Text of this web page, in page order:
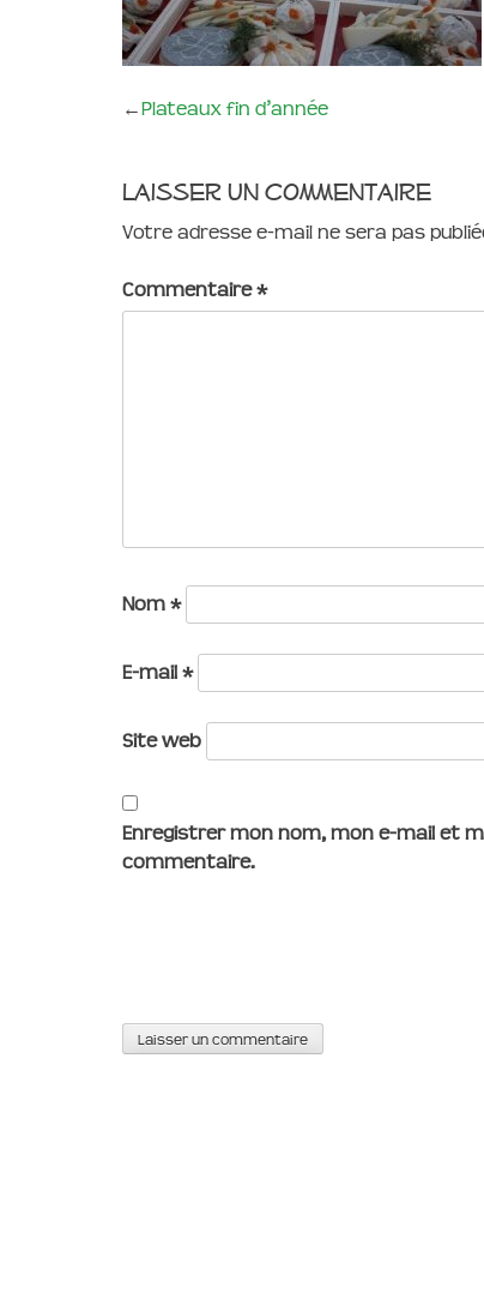
←Plateaux fin d’année
Laisser un commentaire
Votre adresse e-mail ne sera pas
Commentaire*
Nom *
E-mail *
Site web
Enregistrer mon nom, mon e-mail et
commentaire.